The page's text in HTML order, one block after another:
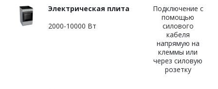
Электрическая плита
2000-10000 Вт
Подключение с
помощью
силового
кабеля
напрямую на
клеммы или
через силовую
розетку